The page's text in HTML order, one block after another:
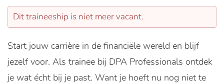
Dit traineeship is niet meer vacant.
Start jouw carrière in de financiële wereld en blijf
jezelf voor. Als trainee bij DPA Professionals ontdek
je wat écht bij je past. Want je hoeft nu nog niet te